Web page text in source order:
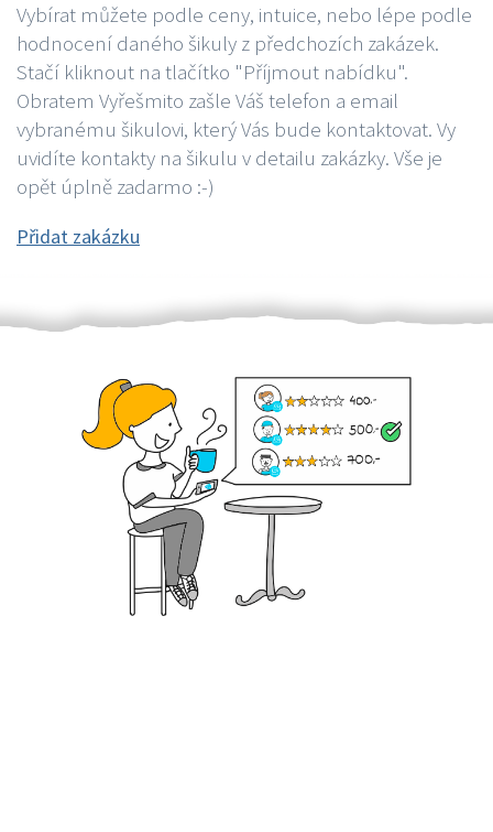
Vybírat můžete podle ceny, intuice, nebo lépe podle
hodnocení daného šikuly z předchozích zakázek.
Stačí kliknout na tlačítko "Příjmout nabídku".
Obratem Vyřešmito zašle Váš telefon a email
vybranému šikulovi, který Vás bude kontaktovat. Vy
uvidíte kontakty na šikulu v detailu zakázky. Vše je
opět úplně zadarmo :-)
Přidat zakázku